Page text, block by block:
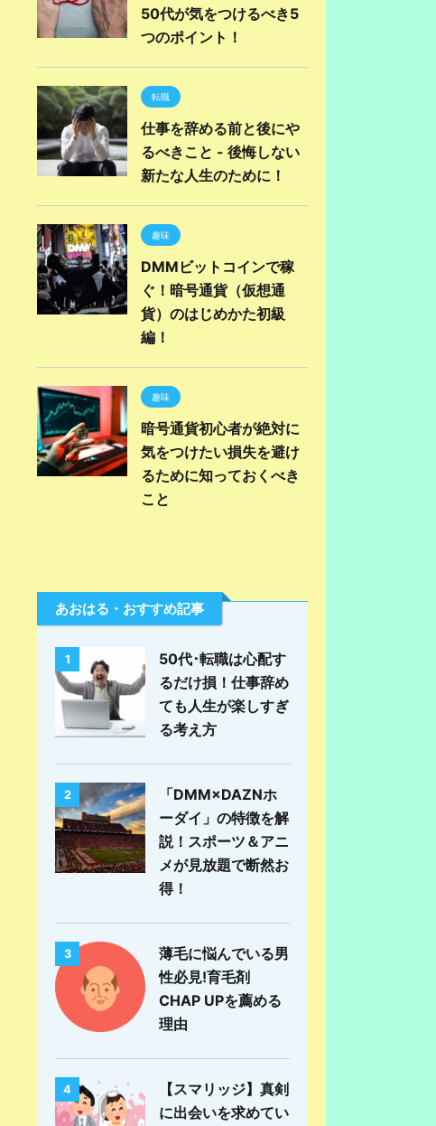
50代が気をつけるべき5
つのポイント！
転職
仕事を辞める前と後にや
るべきこと - 後悔しない
新たな人生のために！
趣味
DMMビットコインで稼
ぐ！暗号通貨（仮想通
貨）のはじめかた初級
編！
趣味
暗号通貨初心者が絶対に
気をつけたい損失を避け
るために知っておくべき
こと
あおはる・おすすめ記事
1
50代･転職は心配す
るだけ損！仕事辞め
ても人生が楽しすぎ
る考え方
2
「DMM×DAZNホ
ーダイ」の特徴を解
説！スポーツ＆アニ
メが見放題で断然お
得！
3
薄毛に悩んでいる男
性必見!育毛剤
CHAP UPを薦める
理由
4
【スマリッジ】真剣
に出会いを求めてい